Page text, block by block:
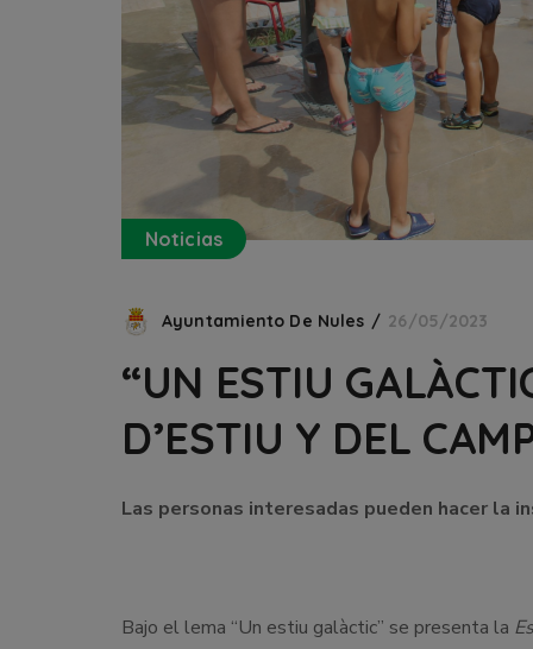
Noticias
Ayuntamiento De Nules 26/05/2023
“UN ESTIU
D’ESTIU Y DEL
Las personas interesadas pueden hacer la
Bajo el lema “Un estiu galàctic” se presenta la